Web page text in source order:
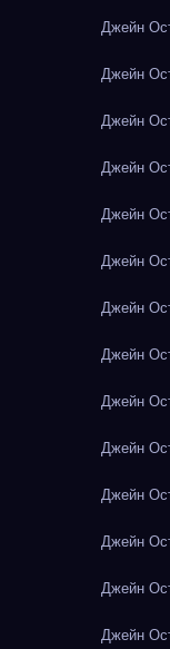
Джейн
Джейн
Джейн
Джейн
Джейн
Джейн
Джейн
Джейн
Джейн
Джейн
Джейн
Джейн
Джейн
Джейн